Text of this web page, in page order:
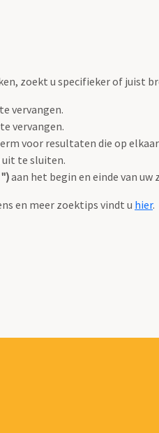
zoekt u specifieker of juist
vervangen.
vervangen.
voor resultaten die op
te sluiten.
aan het begin en einde van
en meer zoektips vindt u hier.